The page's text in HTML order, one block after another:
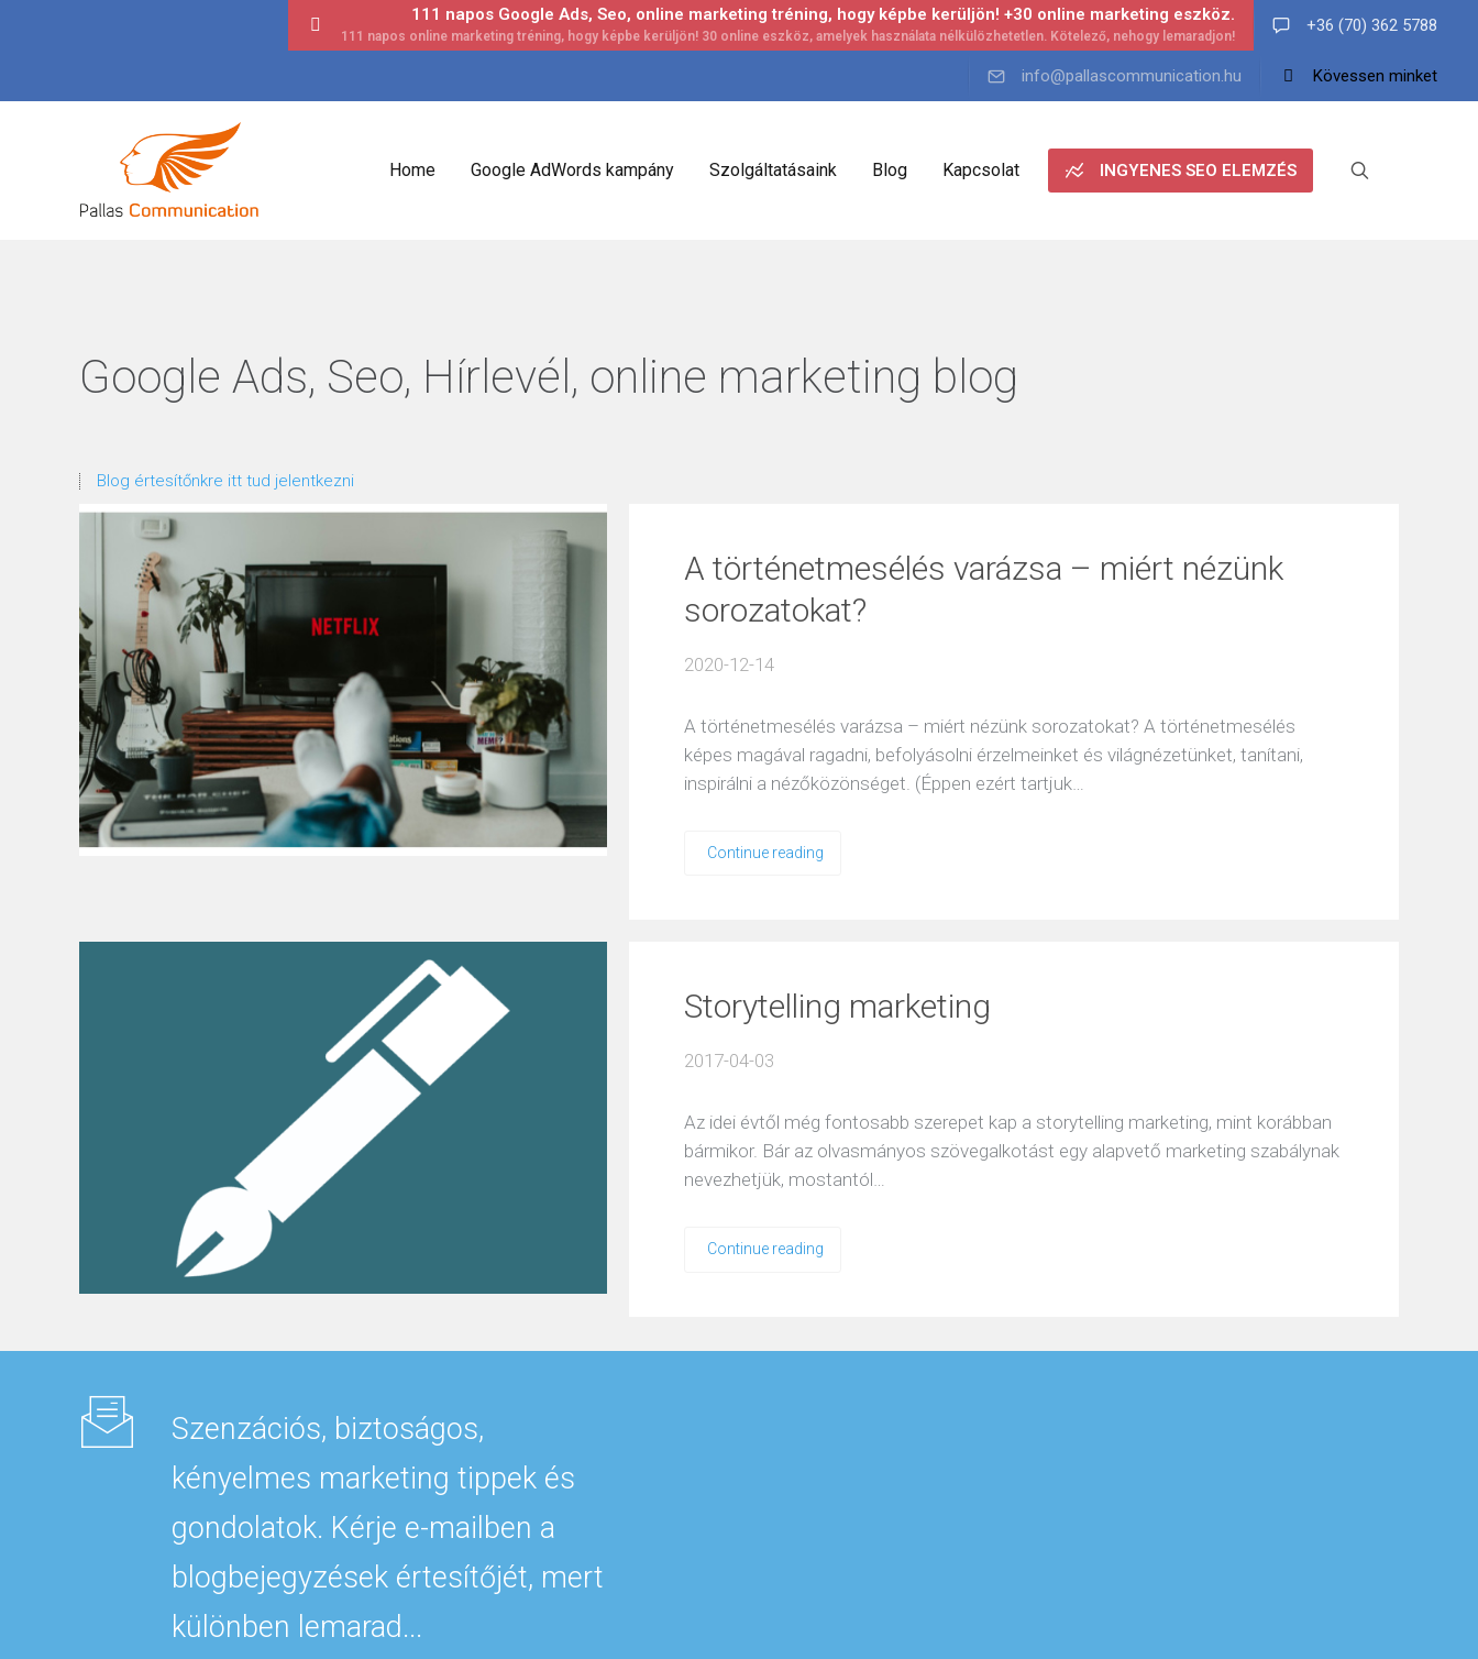
111 napos Google Ads, Seo, online marketing tréning, hogy képbe kerüljön! +30 online marketing eszköz.
+36 (70) 362 5788
info@pallascommunication.hu Kövessen minket
Home Google AdWords kampány Szolgáltatásaink Blog Kapcsolat INGYENES SEO ELEMZÉS
Google Ads, Seo, Hírlevél, online marketing blog
Blog értesítőnkre itt tud jelentkezni
A történetmesélés varázsa – miért nézünk
sorozatokat?
2020-12-14
A történetmesélés varázsa – miért nézünk sorozatokat? A történetmesélés
képes magával ragadni, befolyásolni érzelmeinket és világnézetünket, tanítani,
inspirálni a nézőközönséget. (Éppen ezért tartjuk…
Continue reading
Storytelling marketing
2017-04-03
Az idei évtől még fontosabb szerepet kap a storytelling marketing, mint korábban
bármikor. Bár az olvasmányos szövegalkotást egy alapvető marketing szabálynak
nevezhetjük, mostantól…
Continue reading
Szenzációs, biztoságos,
kényelmes marketing tippek és
gondolatok. Kérje e-mailben a
blogbejegyzések értesítőjét, mert
különben lemarad...